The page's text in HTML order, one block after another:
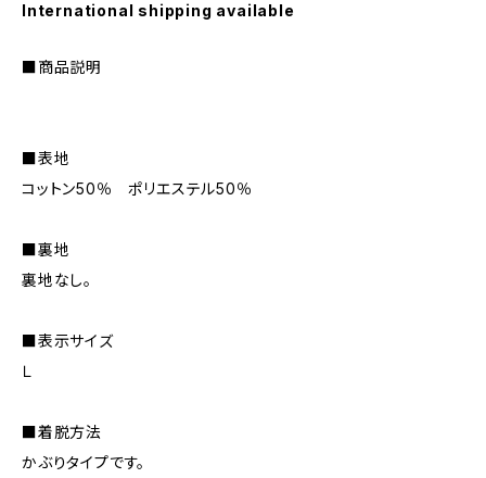
International shipping available
■商品説明
■表地
コットン50％ ポリエステル50％
■裏地
裏地なし。
■表示サイズ
Ｌ
■着脱方法
かぶりタイプです。